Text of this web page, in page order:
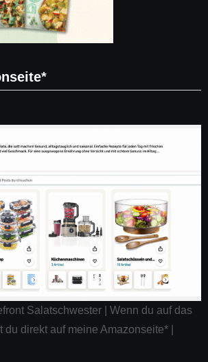
Salatschwester | Wenn du auf das
du direkt auf meine Amazonseite* |